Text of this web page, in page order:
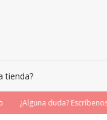
tienda?
¿Alguna duda? Escríbenos